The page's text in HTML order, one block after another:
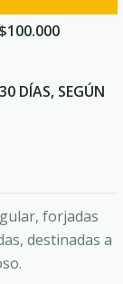
DÍAS, SEGÚN
forjadas
destinadas a